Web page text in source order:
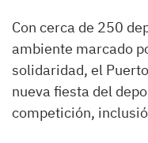
Con cerca de 250
ambiente marcado
solidaridad, el
nueva fiesta del
competición,